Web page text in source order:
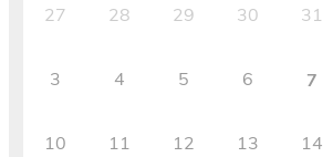
27 28 29 30 31
3 4 5 6 7
10 11 12 13 14